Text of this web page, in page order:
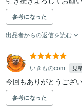
参考になった
出品者からの返信を読む
いきものcom 見
今回もありがとうござ
参考になった